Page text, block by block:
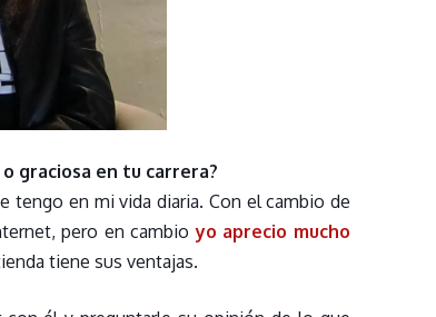
graciosa en tu carrera?
tengo en mi vida diaria. Con el cambio de
pero en cambioyo aprecio mucho
tiene sus ventajas.